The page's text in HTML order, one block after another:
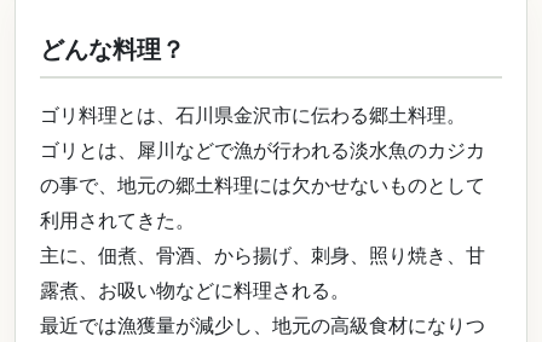
どんな料理？
ゴリ料理とは、石川県金沢市に伝わる郷土料理。
ゴリとは、犀川などで漁が行われる淡水魚のカジカ
の事で、地元の郷土料理には欠かせないものとして
利用されてきた。
主に、佃煮、骨酒、から揚げ、刺身、照り焼き、甘
露煮、お吸い物などに料理される。
最近では漁獲量が減少し、地元の高級食材になりつ